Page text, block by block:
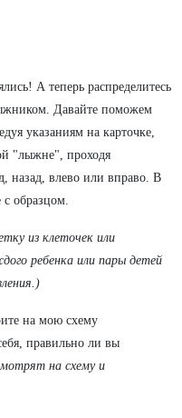
А теперь распределитесь
Давайте поможем
указаниям на карточке,
"лыжне", проходя
назад, влево или вправо. В
образцом.
из клеточек или
ребенка или пары детей
на мою схему
правильно ли вы
на схему и